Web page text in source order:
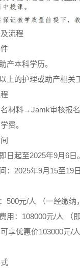
流程
产本科学历。
上的护理或助产相关
名材料→Jamk审核报
费。
日起至2025年9月6日。
：2025年9月15至19
500元/人 （一经缴纳
用：108000元/人 （
享优惠价103000元/